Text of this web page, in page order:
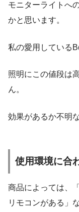
モニターライトへ
かと思います。
私の愛用している
照明にこの値段は
ん。
効果があるか不明
使用環境に合
商品によっては、
リモコンがある」